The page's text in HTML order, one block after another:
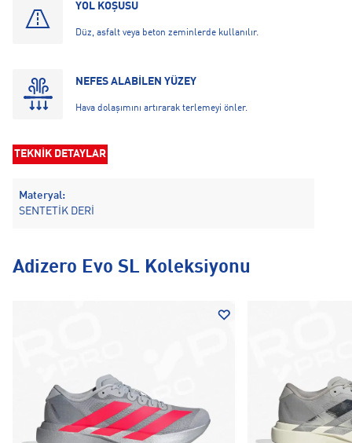
YOL KOŞUSU
Düz, asfalt veya beton zeminlerde kullanılır.
NEFES ALABİLEN YÜZEY
Hava dolaşımını artırarak terlemeyi önler.
TEKNİK DETAYLAR
Materyal:
SENTETİK DERİ
Adizero Evo SL Koleksiyonu